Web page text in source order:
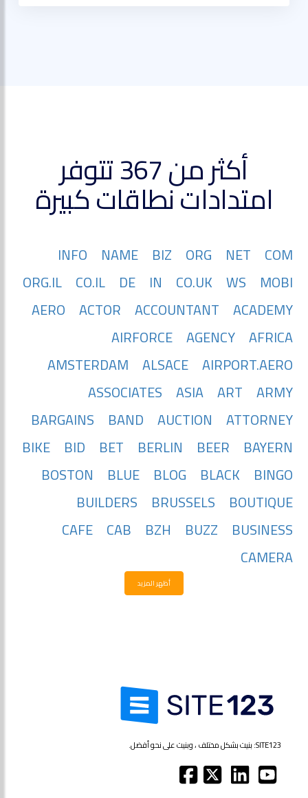
أكثر من 367 تتوفر
امتدادات نطاقات كبيرة
COM
NET
ORG
BIZ
NAME
INFO
MOBI
WS
CO.UK
IN
DE
CO.IL
ORG.IL
ACADEMY
ACCOUNTANT
ACTOR
AERO
AFRICA
AGENCY
AIRFORCE
AIRPORT.AERO
ALSACE
AMSTERDAM
ARMY
ART
ASIA
ASSOCIATES
ATTORNEY
AUCTION
BAND
BARGAINS
BAYERN
BEER
BERLIN
BET
BID
BIKE
BINGO
BLACK
BLOG
BLUE
BOSTON
BOUTIQUE
BRUSSELS
BUILDERS
BUSINESS
BUZZ
BZH
CAB
CAFE
CAMERA
أظهر المزيد
SITE123: بنيت بشكل مختلف ، وبنيت على نحو أفضل.